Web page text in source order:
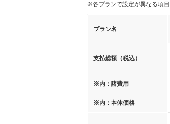
※各プランで設定が異なる項目
プラン名
支払総額（税込）
※内：諸費用
※内：本体価格